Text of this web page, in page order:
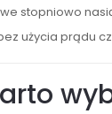
stopniowo
użycia prądu